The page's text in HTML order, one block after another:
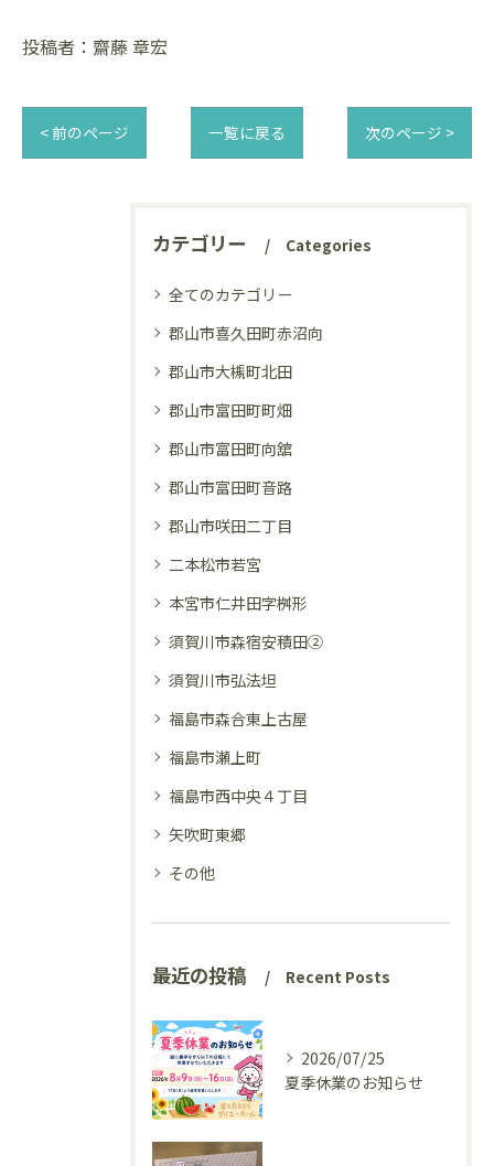
投稿者：齋藤 章宏
< 前のページ 一覧に戻る 次のページ >
カテゴリー Categories
全てのカテゴリー
郡山市喜久田町赤沼向
郡山市大槻町北田
郡山市富田町町畑
郡山市富田町向舘
郡山市富田町音路
郡山市咲田二丁目
二本松市若宮
本宮市仁井田字桝形
須賀川市森宿安積田②
須賀川市弘法坦
福島市森合東上古屋
福島市瀬上町
福島市西中央４丁目
矢吹町東郷
その他
最近の投稿 Recent Posts
2026/07/25
夏季休業のお知らせ